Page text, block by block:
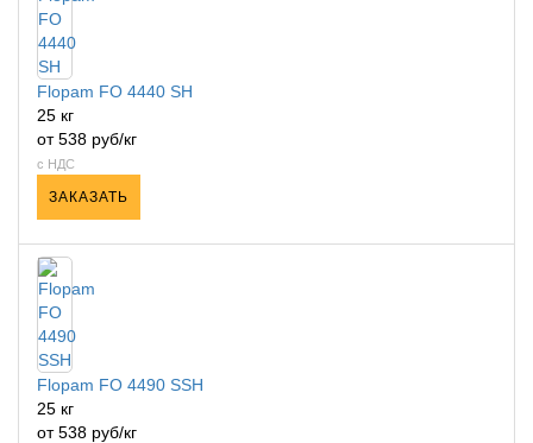
Flopam FO 4440 SH
25 кг
от 538 руб/кг
с НДС
ЗАКАЗАТЬ
Flopam FO 4490 SSH
25 кг
от 538 руб/кг